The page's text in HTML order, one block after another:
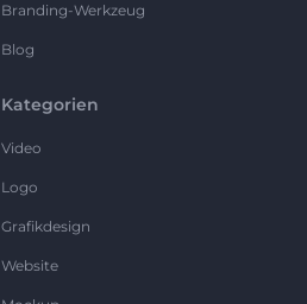
Branding-Werkzeug
Blog
Kategorien
Video
Logo
Grafikdesign
Website